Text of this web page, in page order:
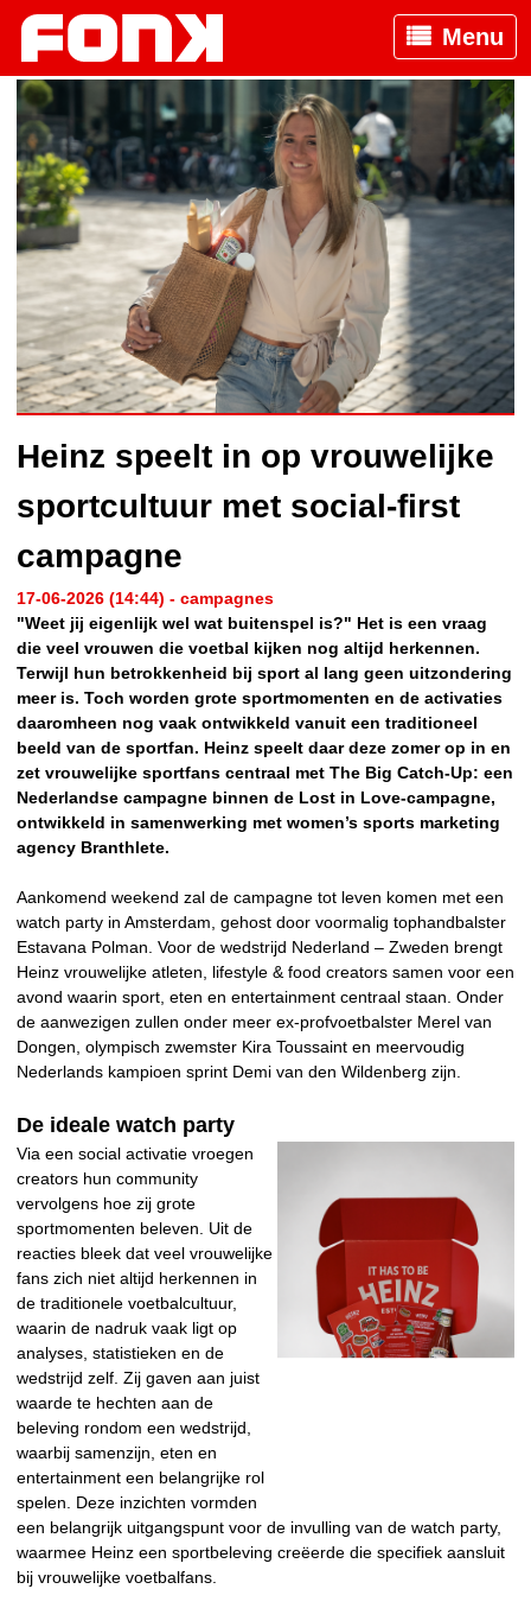
Menu
Heinz speelt in op vrouwelijke
sportcultuur met social-first
campagne
17-06-2026 (14:44) - campagnes
"Weet jij eigenlijk wel wat buitenspel is?" Het is een vraag
die veel vrouwen die voetbal kijken nog altijd herkennen.
Terwijl hun betrokkenheid bij sport al lang geen uitzondering
meer is. Toch worden grote sportmomenten en de activaties
daaromheen nog vaak ontwikkeld vanuit een traditioneel
beeld van de sportfan. Heinz speelt daar deze zomer op in en
zet vrouwelijke sportfans centraal met The Big Catch-Up: een
Nederlandse campagne binnen de Lost in Love-campagne,
ontwikkeld in samenwerking met women’s sports marketing
agency Branthlete.
Aankomend weekend zal de campagne tot leven komen met een
watch party in Amsterdam, gehost door voormalig tophandbalster
Estavana Polman. Voor de wedstrijd Nederland – Zweden brengt
Heinz vrouwelijke atleten, lifestyle & food creators samen voor een
avond waarin sport, eten en entertainment centraal staan. Onder
de aanwezigen zullen onder meer ex-profvoetbalster Merel van
Dongen, olympisch zwemster Kira Toussaint en meervoudig
Nederlands kampioen sprint Demi van den Wildenberg zijn.
De ideale watch party
Via een social activatie vroegen
creators hun community
vervolgens hoe zij grote
sportmomenten beleven. Uit de
reacties bleek dat veel vrouwelijke
fans zich niet altijd herkennen in
de traditionele voetbalcultuur,
waarin de nadruk vaak ligt op
analyses, statistieken en de
wedstrijd zelf. Zij gaven aan juist
waarde te hechten aan de
beleving rondom een wedstrijd,
waarbij samenzijn, eten en
entertainment een belangrijke rol
spelen. Deze inzichten vormden
een belangrijk uitgangspunt voor de invulling van de watch party,
waarmee Heinz een sportbeleving creëerde die specifiek aansluit
bij vrouwelijke voetbalfans.